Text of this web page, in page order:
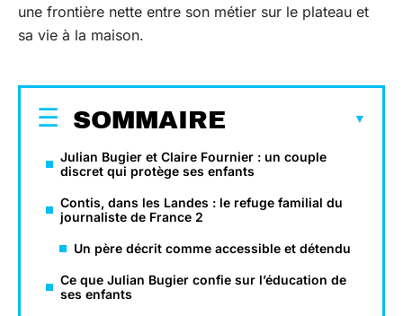
une frontière nette entre son métier sur le plateau et
sa vie à la maison.
SOMMAIRE
Julian Bugier et Claire Fournier : un couple
discret qui protège ses enfants
Contis, dans les Landes : le refuge familial du
journaliste de France 2
Un père décrit comme accessible et détendu
Ce que Julian Bugier confie sur l’éducation de
ses enfants